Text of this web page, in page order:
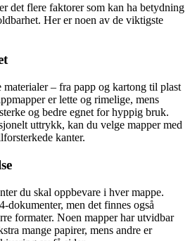
det flere faktorer som kan ha betydning
Her er noen av de viktigste
– fra papp og kartong til plast
er lette og rimelige, mens
og bedre egnet for hyppig bruk.
uttrykk, kan du velge mapper med
kanter.
du skal oppbevare i hver mappe.
dokumenter, men det finnes også
formater. Noen mapper har utvidbar
mange papirer, mens andre er